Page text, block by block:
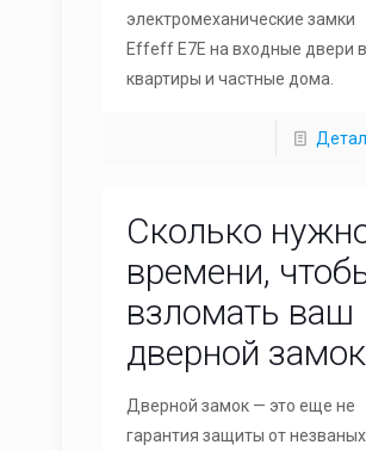
электромеханические замки
Effeff E7E на входные двери в
квартиры и частные дома.
Сколько
времени,
взломать ваш
дверной
Дверной замок — это еще не
гарантия защиты от незваных